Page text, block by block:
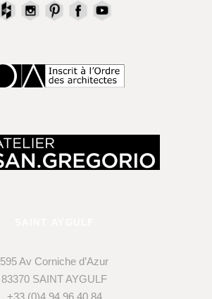
595 Av Corniche d’Azur
83370 SAINT AYGULF
+33 (0)4 94 96 40 84